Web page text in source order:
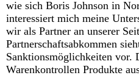
wie sich Boris Johnson in
interessiert mich meine
wir als Partner an unserer
Partnerschaftsabkommen
Sanktionsmöglichkeiten
Warenkontrollen Produkte